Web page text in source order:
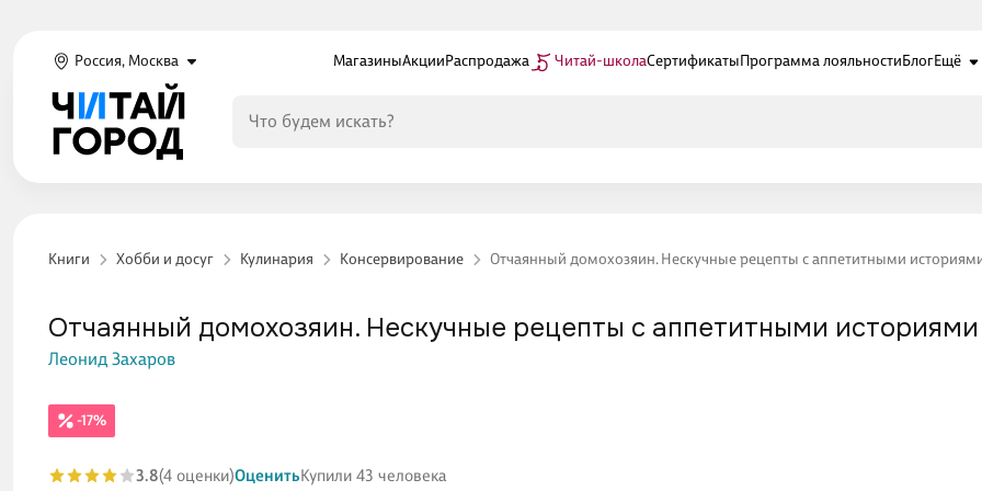
Россия, Москва МагазиныАкцииРаспродажа Читай-школаСертификатыПрограмма лояльностиБлогЕщё
Книги Хобби и досуг Кулинария Консервирование Отчаянный домохозяин. Нескучные рецепты с аппетитными
-17%
Отчаянный домохозяин. Нескучные рецепты с аппетитными историями
Леонид Захаров
3.8(4 оценки)ОценитьКупили 43 человека